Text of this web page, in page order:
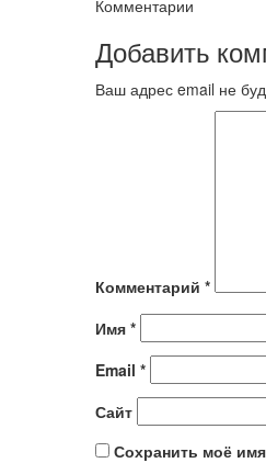
Комментарии
Добавить
Ваш адрес email не
Комментарий *
Имя *
Email *
Сайт
Сохранить моё